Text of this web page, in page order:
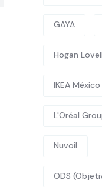
GAYA
Hogan
IKEA México
L'Oréal
Nuvoil
ODS